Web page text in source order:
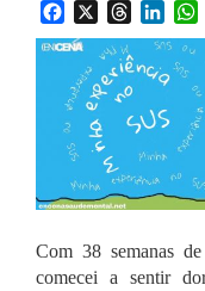
FacebookThreads
Com 38 semanas
comecei a sentir